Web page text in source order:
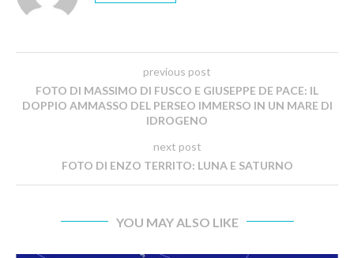
previous post
FOTO DI MASSIMO DI FUSCO E GIUSEPPE DE PACE: IL
DOPPIO AMMASSO DEL PERSEO IMMERSO IN UN MARE DI
IDROGENO
next post
FOTO DI ENZO TERRITO: LUNA E SATURNO
YOU MAY ALSO LIKE